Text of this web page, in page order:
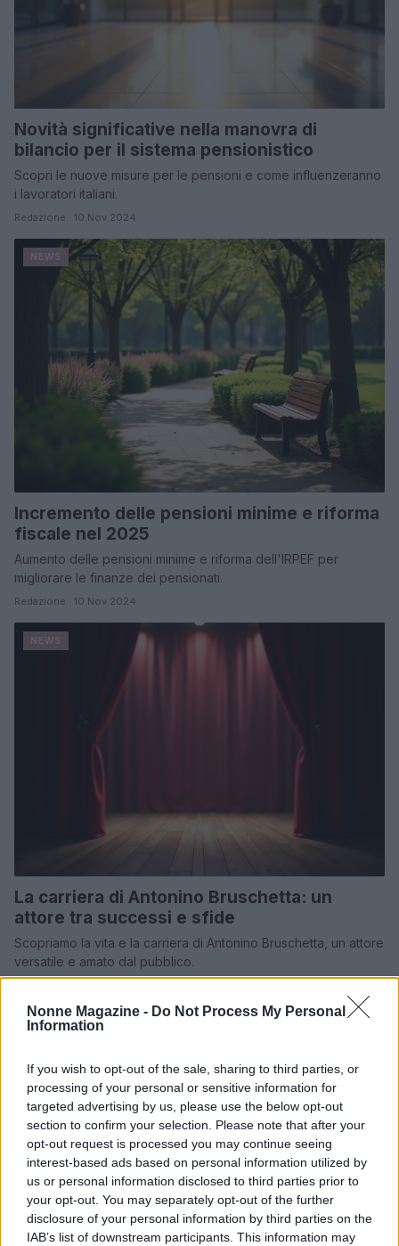
Nonne Magazine - Do Not Process My Personal
Information
If you wish to opt-out of the sale, sharing to third parties, or
processing of your personal or sensitive information for
targeted advertising by us, please use the below opt-out
section to confirm your selection. Please note that after your
opt-out request is processed you may continue seeing
interest-based ads based on personal information utilized by
us or personal information disclosed to third parties prior to
your opt-out. You may separately opt-out of the further
disclosure of your personal information by third parties on the
IAB’s list of downstream participants. This information may
Novità significative nella manovra di
bilancio per il sistema pensionistico
Scopri le nuove misure per le pensioni e come influenzeranno
i lavoratori italiani.
Redazione · 10 Nov 2024
Incremento delle pensioni minime e riforma
fiscale nel 2025
Aumento delle pensioni minime e riforma dell'IRPEF per
migliorare le finanze dei pensionati.
Redazione · 10 Nov 2024
La carriera di Antonino Bruschetta: un
attore tra successi e sfide
Scopriamo la vita e la carriera di Antonino Bruschetta, un attore
versatile e amato dal pubblico.
NEWS